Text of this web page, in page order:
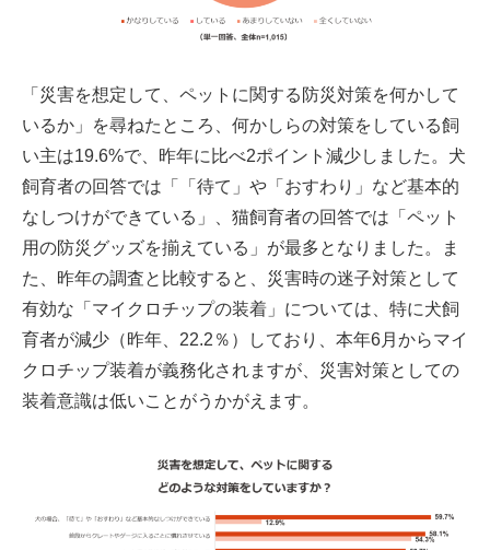
「災害を想定して、ペットに関する防災対策を何かして
いるか」を尋ねたところ、何かしらの対策をしている飼
い主は19.6%で、昨年に比べ2ポイント減少しました。犬
飼育者の回答では「「待て」や「おすわり」など基本的
なしつけができている」、猫飼育者の回答では「ペット
用の防災グッズを揃えている」が最多となりました。ま
た、昨年の調査と比較すると、災害時の迷子対策として
有効な「マイクロチップの装着」については、特に犬飼
育者が減少（昨年、22.2％）しており、本年6月からマイ
クロチップ装着が義務化されますが、災害対策としての
装着意識は低いことがうかがえます。